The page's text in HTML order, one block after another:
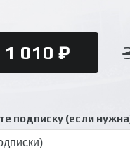
1 010 ₽
подписку (если